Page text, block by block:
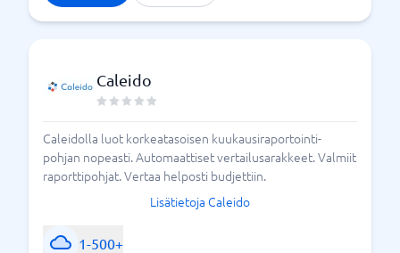
vertaamaan budjettityökaluja kanssamme
Caleido
Caleidolla luot korkeatasoisen kuukausiraportointi-
pohjan nopeasti. Automaattiset vertailusarakkeet. Valmiit
raporttipohjat. Vertaa helposti budjettiin.
Lisätietoja Caleido
1-500+